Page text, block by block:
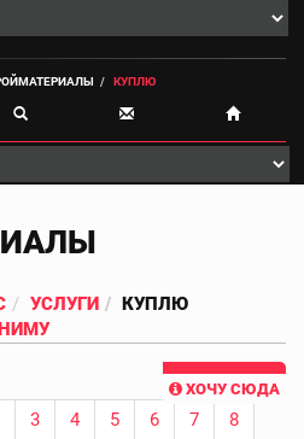
КУПЛЮ
УСЛУГИ
КУПЛЮ
ХОЧУ СЮДА
3 4 5 6 7
8